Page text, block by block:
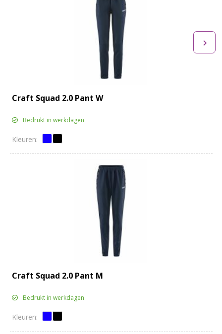
Craft Squad 2.0 Pant W
Bedrukt in werkdagen
Craft Squad 2.0 Pant M
Bedrukt in werkdagen